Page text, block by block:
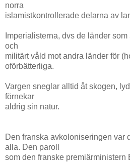
norra
islamistkontrollerade delarna av
Imperialisterna, dvs de länder
och
militärt våld mot andra länder för
oförbätterliga.
Vargen sneglar alltid åt skogen,
förnekar
aldrig sin natur.
Den franska avkoloniseringen var
alla. Den paroll
som den franske premiärministern